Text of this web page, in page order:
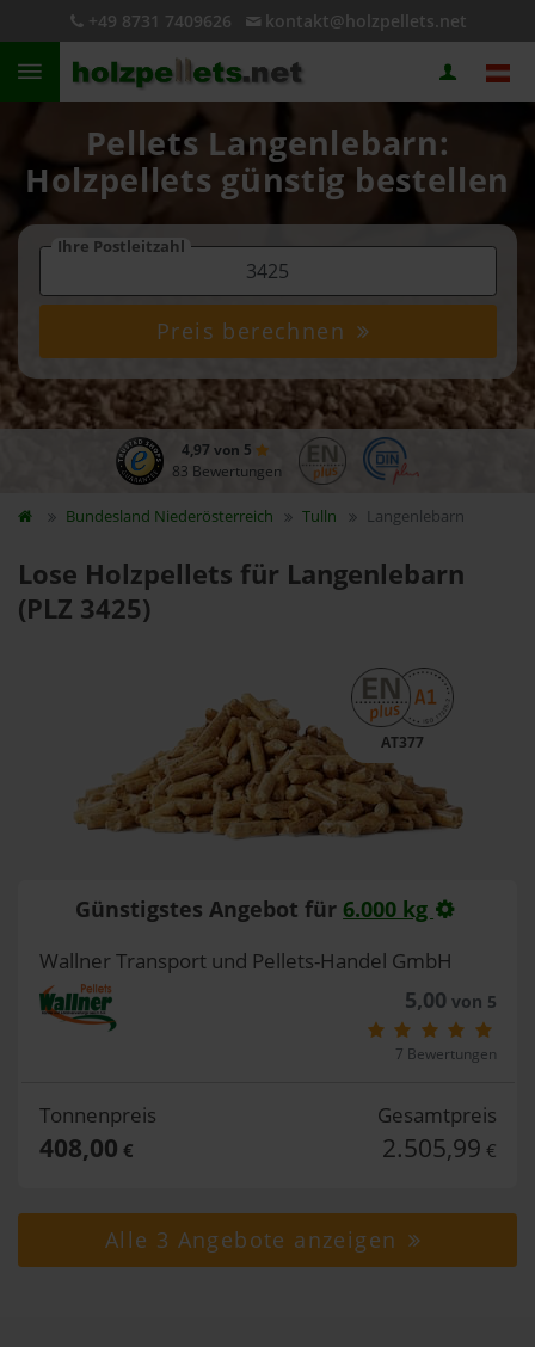
+49 8731 7409626 kontakt@holzpellets.net
Pellets Langenlebarn:
Holzpellets günstig bestellen
Ihre Postleitzahl
Preis berechnen
4,97 von 5
83 Bewertungen
Bundesland Niederösterreich Tulln Langenlebarn
Lose Holzpellets für Langenlebarn
(PLZ 3425)
AT377
Günstigstes Angebot für 6.000 kg
Wallner Transport und Pellets-Handel GmbH
5,00 von 5
7 Bewertungen
Tonnenpreis
408,00 €
Gesamtpreis
2.505,99 €
Alle 3 Angebote anzeigen